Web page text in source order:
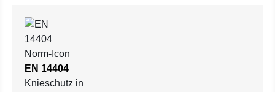
EN 14404
Knieschutz in